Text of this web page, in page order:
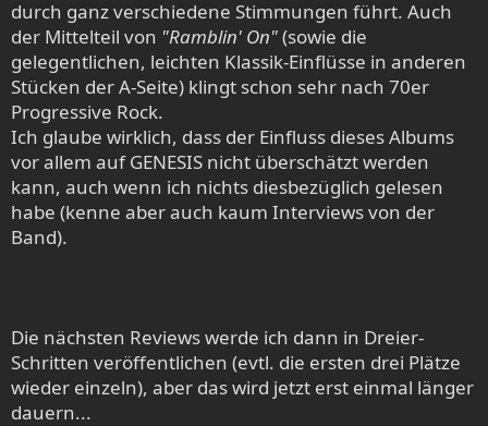
durch ganz verschiedene Stimmungen führt. Auch
der Mittelteil von "Ramblin' On"(sowie die
gelegentlichen, leichten Klassik-Einflüsse in anderen
Stücken der A-Seite) klingt schon sehr nach 70er
Progressive Rock.
Ich glaube wirklich, dass der Einfluss dieses Albums
vor allem auf GENESIS nicht überschätzt werden
kann, auch wenn ich nichts diesbezüglich gelesen
habe (kenne aber auch kaum Interviews von der
Band).
Die nächsten Reviews werde ich dann in Dreier-
Schritten veröffentlichen (evtl. die ersten drei Plätze
wieder einzeln), aber das wird jetzt erst einmal länger
dauern...